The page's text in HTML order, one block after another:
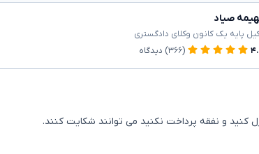
صیاد
پایه یک کانون وکلای دادگستری
(۳۶۶) دیدگاه
کنید و نفقه پرداخت نکنید می توانند شکایت کنند.